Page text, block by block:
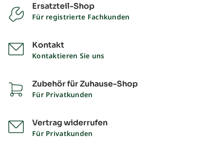
Ersatzteil-Shop
Für registrierte Fachkunden
Kontakt
Kontaktieren Sie uns
Zubehör für Zuhause-Shop
Für Privatkunden
Vertrag widerrufen
Für Privatkunden